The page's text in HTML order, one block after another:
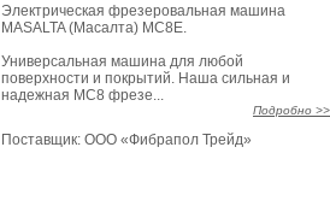
Электрическая фрезеровальная машина
MASALTA (Масалта) МС8Е.
Универсальная машина для любой
поверхности и покрытий. Наша сильная и
надежная МС8 фрезе...
Подробно >>
Поставщик: ООО «Фибрапол Трейд»